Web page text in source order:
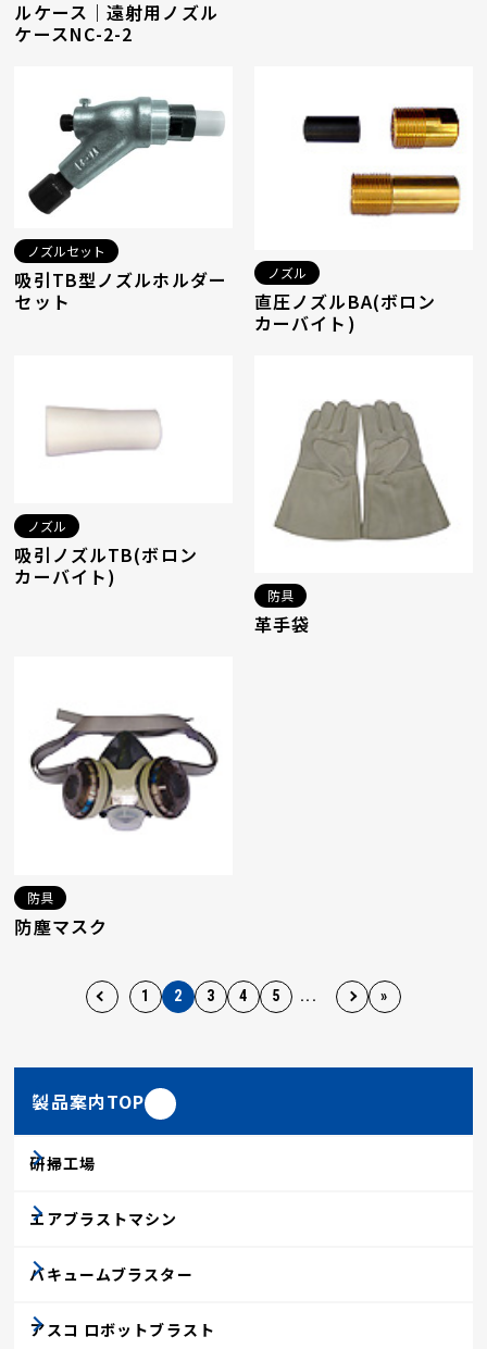
ルケース｜遠射用ノズル
ケースNC-2-2
ノズルセット
吸引TB型ノズルホルダー
セット
ノズル
直圧ノズルBA(ボロン
カーバイト)
ノズル
吸引ノズルTB(ボロン
カーバイト)
防具
革手袋
防具
防塵マスク
1 2 3 4 5 ... »
製品案内TOP
研掃工場
エアブラストマシン
バキュームブラスター
アスコ ロボットブラスト